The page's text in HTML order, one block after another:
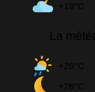
+19°C
La
+26°C
+26°C